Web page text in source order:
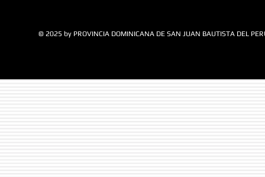
© 2025 by PROVINCIA DOMINICANA DE SAN JUAN BAUTISTA DEL